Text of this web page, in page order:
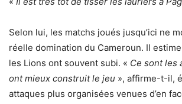
Selon lui, les matchs joués jusqu’ici ne
réelle domination du Cameroun. Il
les Lions ont souvent subi. « Ce sont les
ont mieux construit le jeu », affirme-t-il,
attaques plus organisées venues d’en